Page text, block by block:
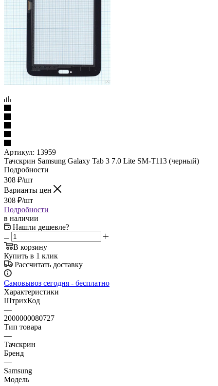
Артикул: 13959
Тачскрин Samsung Galaxy Tab 3 7.0 Lite SM-T113 (черный)
Подробности
308 ₽/шт
Варианты цен
308 ₽/шт
Подробности
в наличии
Нашли дешевле?
В корзину
Купить в 1 клик
Рассчитать доставку
Самовывоз сегодня - бесплатно
Характеристики
ШтрихКод
—
2000000080727
Тип товара
—
Тачскрин
Бренд
—
Samsung
Модель